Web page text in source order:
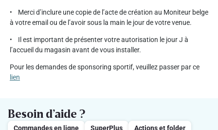
• Merci d’inclure une copie de l’acte de création au Moniteur belge
à votre email ou de l’avoir sous la main le jour de votre venue.
• Il est important de présenter votre autorisation le jour J à
l’accueil du magasin avant de vous installer.
Pour les demandes de sponsoring sportif, veuillez passer par ce
lien
Besoin d’aide ?
Commandes en ligne SuperPlus
Actions et folder